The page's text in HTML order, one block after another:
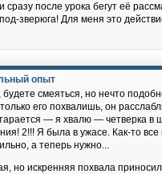
сразу после урока бегут её
зверюга! Для меня это
опыт
будете смеяться, но нечто
его похвалишь, он
— я хвалю — четверка
2!!! Я была в ужасе. Как-то
а теперь нужно...
но искренняя похвала